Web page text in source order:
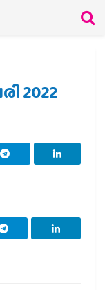
2022